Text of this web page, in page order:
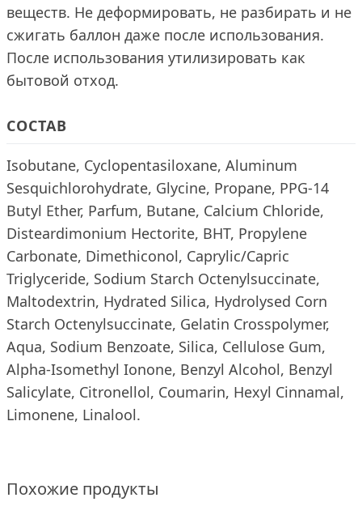
веществ. Не деформировать, не разбирать и не
сжигать баллон даже после использования.
После использования утилизировать как
бытовой отход.
СОСТАВ
Isobutane, Cyclopentasiloxane, Aluminum
Sesquichlorohydrate, Glycine, Propane, PPG-14
Butyl Ether, Parfum, Butane, Calcium Chloride,
Disteardimonium Hectorite, BHT, Propylene
Carbonate, Dimethiconol, Caprylic/Capric
Triglyceride, Sodium Starch Octenylsuccinate,
Maltodextrin, Hydrated Silica, Hydrolysed Corn
Starch Octenylsuccinate, Gelatin Crosspolymer,
Aqua, Sodium Benzoate, Silica, Cellulose Gum,
Alpha-Isomethyl Ionone, Benzyl Alcohol, Benzyl
Salicylate, Citronellol, Coumarin, Hexyl Cinnamal,
Limonene, Linalool.
Похожие продукты